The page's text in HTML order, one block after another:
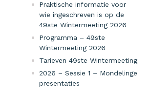
Praktische informatie voor
wie ingeschreven is op de
49ste Wintermeeting 2026
Programma – 49ste
Wintermeeting 2026
Tarieven 49ste Wintermeeting
2026 – Sessie 1 – Mondelinge
presentaties